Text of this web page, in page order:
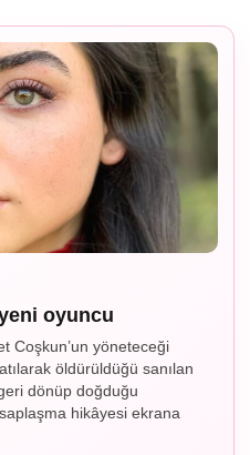
oyuncu
Coşkun’un yöneteceği
öldürüldüğü sanılan
dönüp doğduğu
hikâyesi ekrana